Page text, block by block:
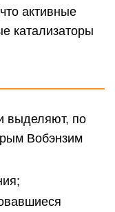
активные
катализаторы
выделяют, по
Вобэнзим